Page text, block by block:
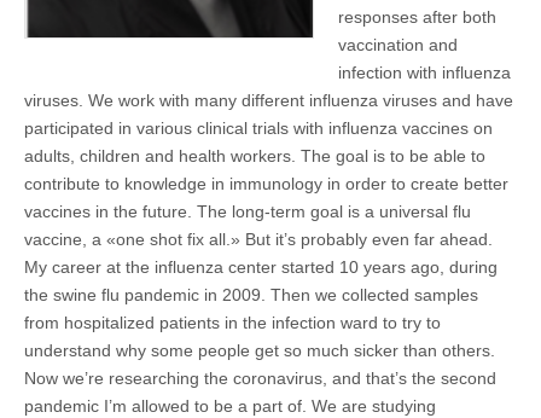
responses after both
vaccination and
infection with influenza
viruses. We work with many different influenza viruses and have
participated in various clinical trials with influenza vaccines on
adults, children and health workers. The goal is to be able to
contribute to knowledge in immunology in order to create better
vaccines in the future. The long-term goal is a universal flu
vaccine, a «one shot fix all.» But it’s probably even far ahead.
My career at the influenza center started 10 years ago, during
the swine flu pandemic in 2009. Then we collected samples
from hospitalized patients in the infection ward to try to
understand why some people get so much sicker than others.
Now we’re researching the coronavirus, and that’s the second
pandemic I’m allowed to be a part of. We are studying